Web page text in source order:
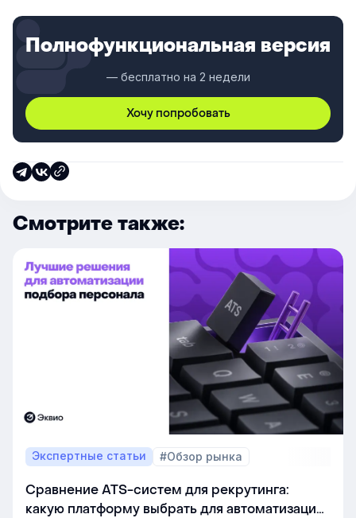
Полнофункциональная версия
— бесплатно на 2 недели
Хочу попробовать
Смотрите также:
Экспертные статьи #Обзор рынка
Сравнение ATS-систем для рекрутинга:
какую платформу выбрать для автоматизации